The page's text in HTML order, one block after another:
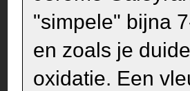
"simpele" bijna
en zoals je
oxidatie. Een